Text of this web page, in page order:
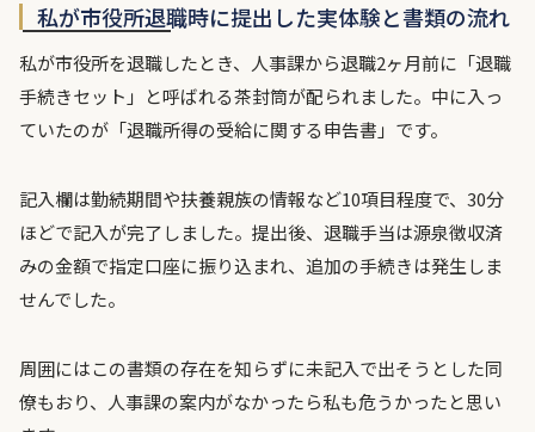
私が市役所退職時に提出した実体験と書類の流れ
私が市役所を退職したとき、人事課から退職2ヶ月前に「退職
手続きセット」と呼ばれる茶封筒が配られました。中に入っ
ていたのが「退職所得の受給に関する申告書」です。
記入欄は勤続期間や扶養親族の情報など10項目程度で、30分
ほどで記入が完了しました。提出後、退職手当は源泉徴収済
みの金額で指定口座に振り込まれ、追加の手続きは発生しま
せんでした。
周囲にはこの書類の存在を知らずに未記入で出そうとした同
僚もおり、人事課の案内がなかったら私も危うかったと思い